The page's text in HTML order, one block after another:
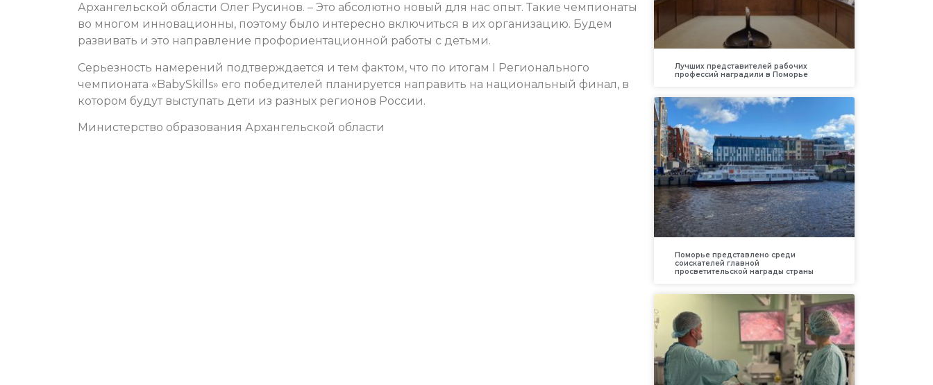
Архангельской области Олег Русинов. – Это абсолютно новый для нас опыт. Такие чемпионаты
во многом инновационны, поэтому было интересно включиться в их организацию. Будем
развивать и это направление профориентационной работы с детьми.
Серьезность намерений подтверждается и тем фактом, что по итогам I Регионального
чемпионата «BabySkills» его победителей планируется направить на национальный финал, в
котором будут выступать дети из разных регионов России.
Министерство образования Архангельской области
Лучших представителей рабочих
профессий наградили в Поморье
Поморье представлено среди
соискателей главной
просветительской награды страны